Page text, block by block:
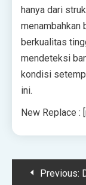
hanya dari
menambahkan
berkualitas
mendeteksi
kondisi
ini.
New Replace :
PostPrevious: Dengan